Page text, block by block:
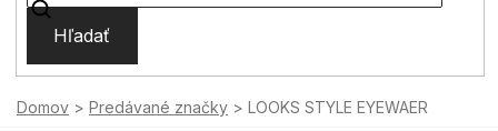
Hľadať
Domov Predávané značky LOOKS STYLE EYEWAER